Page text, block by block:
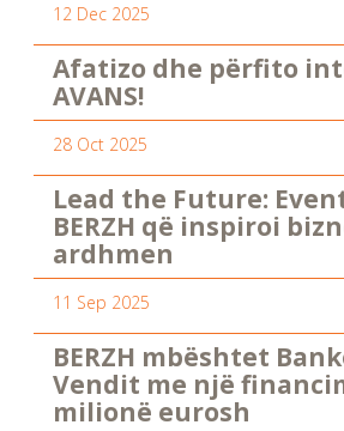
12 Dec 2025
Afatizo dhe përfito
AVANS!
28 Oct 2025
Lead the Future:
BERZH që inspiroi
ardhmen
11 Sep 2025
BERZH mbështet
Vendit me një
milionë eurosh